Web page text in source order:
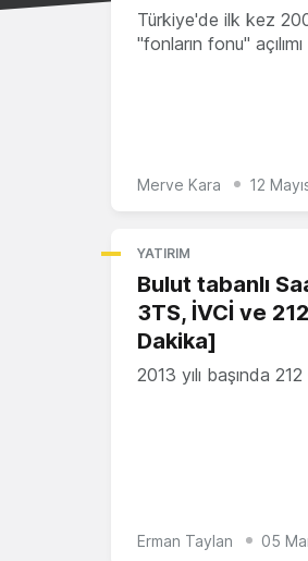
Türkiye'de ilk kez
"fonların fonu"
Merve Kara 12
YATIRIM
Bulut tabanlı
3TS, İVCİ ve
Dakika]
2013 yılı başında
Erman Taylan 05